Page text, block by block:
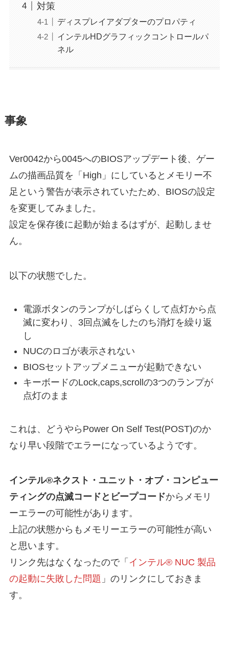
対策
ディスプレイアダプターのプロパティ
インテルHDグラフィックコントロールパ
ネル
事象
Ver0042から0045へのBIOSアップデート後、ゲー
ムの描画品質を「High」にしているとメモリー不
足という警告が表示されていたため、BIOSの設定
を変更してみました。
設定を保存後に起動が始まるはずが、起動しませ
ん。
以下の状態でした。
電源ボタンのランプがしばらくして点灯から点
滅に変わり、3回点滅をしたのち消灯を繰り返
し
NUCのロゴが表示されない
BIOSセットアップメニューが起動できない
キーボードのLock,caps,scrollの3つのランプが
点灯のまま
これは、どうやらPower On Self Test(POST)のか
なり早い段階でエラーになっているようです。
インテル®ネクスト・ユニット・オブ・コンピュー
ティングの点滅コードとビープコードからメモリ
ーエラーの可能性があります。
上記の状態からもメモリーエラーの可能性が高い
と思います。
リンク先はなくなったので「 インテル® NUC 製品
の起動に失敗した問題 」のリンクにしておきま
す。